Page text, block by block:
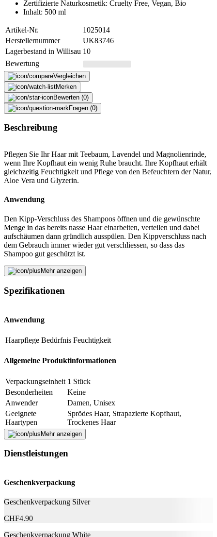
Zertifizierte Naturkosmetik: Cruelty Free, Vegan, Bio
Inhalt: 500 ml
Artikel-Nr.
1025014
Herstellernummer
UK83746
Lagerbestand in Willisau 10
Bewertung
Vergleichen
Merken
Bewerten (0)
Fragen (0)
Beschreibung
Pflegen Sie Ihr Haar mit Teebaum, Lavendel und Magnolienrinde,
wenn Ihre Kopfhaut ein wenig Ruhe braucht. Ihre Kopfhaut erhält
gleichzeitig Feuchtigkeit und Pflege von den Befeuchtern der Natur,
Aloe Vera und Glyzerin.
Anwendung
Den Kipp-Verschluss des Shampoos öffnen und die gewünschte
Menge in das bereits nasse Haar einarbeiten, verteilen und dabei
aufschäumen dann gründlich ausspülen. Den Kippverschluss nach
dem Gebrauch immer wieder gut verschliessen, so dass das
Shampoo gut geschützt ist.
Fehler melden
Falsche Daten melden
Mehr anzeigen
Spezifikationen
Anwendung
Haarpflege Bedürfnis Feuchtigkeit
Allgemeine Produktinformationen
Verpackungseinheit 1 Stück
Besonderheiten
Keine
Anwender
Damen, Unisex
Geeignete
Haartypen
Sprödes Haar, Strapazierte Kopfhaut,
Trockenes Haar
Packungsgrösse
500 ml
Weitere Informationen
Inhaltsstoffe
SODIUM COCO-SULFATE, GLYCERIN, COCO-
GLYCERYL OLEATE, SODIUM CHLORIDE,
MELALEUCA ALTERNIFOLIA LEAF OIL,
GUM, LYSOLECITHIN, CITRIC ACID, COCO-
Mehr anzeigen
Dienstleistungen
Geschenkverpackung
Geschenkverpackung Silver
CHF4.90
Geschenkverpackung White